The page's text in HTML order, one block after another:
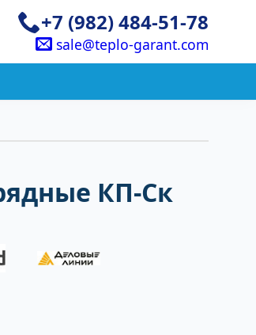
+7 (982) 484-51-78
sale@teplo-garant.com
КП-Ск